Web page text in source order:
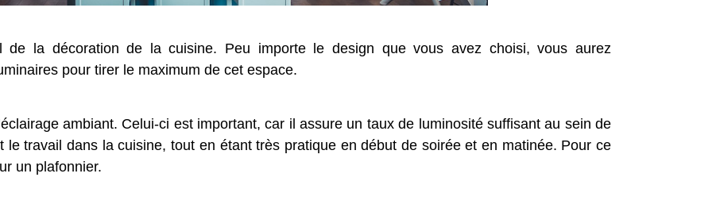
de la décoration de la cuisine. Peu importe le design que vous avez choisi, vous aurez
pour tirer le maximum de cet espace.
ambiant. Celui-ci est important, car il assure un taux de luminosité suffisant au sein de
le travail dans la cuisine, tout en étant très pratique en début de soirée et en matinée. Pour ce
un plafonnier.